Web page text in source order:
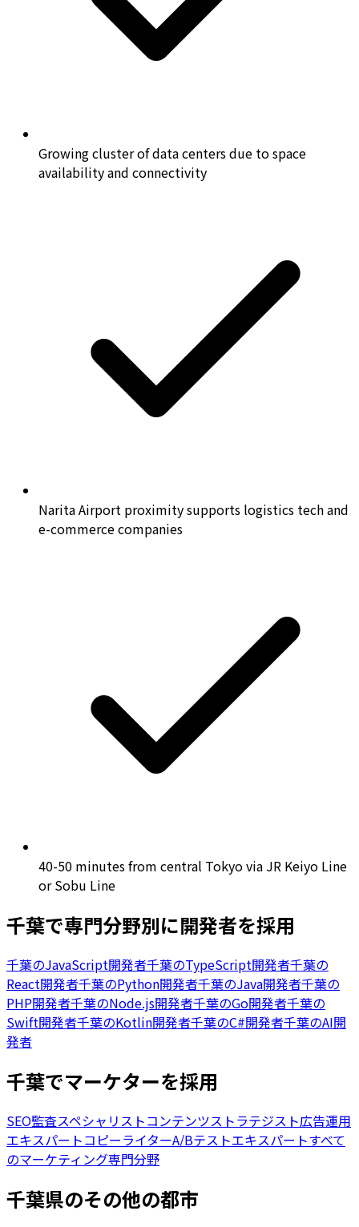
Growing cluster of data centers due to space
availability and connectivity
Narita Airport proximity supports logistics tech and
e-commerce companies
40-50 minutes from central Tokyo via JR Keiyo Line
or Sobu Line
千葉で専門分野別に開発者を採用
千葉のJavaScript開発者千葉のTypeScript開発者千葉の
React開発者千葉のPython開発者千葉のJava開発者千葉の
PHP開発者千葉のNode.js開発者千葉のGo開発者千葉の
Swift開発者千葉のKotlin開発者千葉のC#開発者千葉のAI開
発者
千葉でマーケターを採用
SEO監査スペシャリストコンテンツストラテジスト広告運用
エキスパートコピーライターA/Bテストエキスパートすべて
のマーケティング専門分野
千葉県のその他の都市